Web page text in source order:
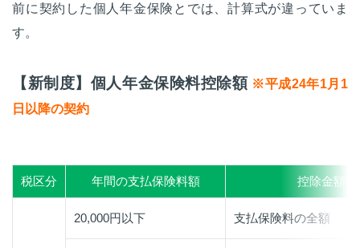
前に契約した個人年金保険とでは、計算式が違っていま
す。
【新制度】個人年金保険料控除額 ※平成24年1月1
日以降の契約
税区分 年間の支払保険料額 控除金額
20,000円以下 支払保険料の全額